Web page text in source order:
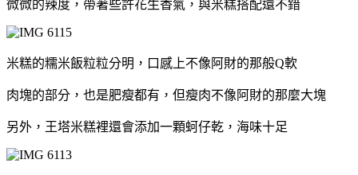
微微的辣度，帶著些許花生香氣，與米糕搭配還不錯
米糕的糯米飯粒粒分明，口感上不像阿財的那般Q軟
肉塊的部分，也是肥瘦都有，但瘦肉不像阿財的那麼大塊
另外，王塔米糕裡還會添加一顆蚵仔乾，海味十足